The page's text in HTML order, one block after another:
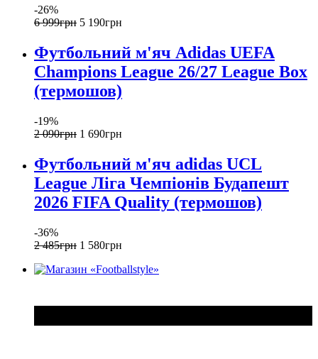
-26%
6 999грн 5 190грн
Футбольний м'яч Adidas UEFA
Champions League 26/27 League Box
(термошов)
-19%
2 090грн 1 690грн
Футбольний м'яч adidas UCL
League Ліга Чемпіонів Будапешт
2026 FIFA Quality (термошов)
-36%
2 485грн 1 580грн